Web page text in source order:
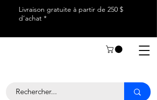
Livraison gratuite à partir de 250 $
d’achat *